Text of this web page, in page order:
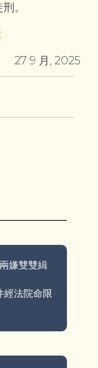
。
27 9 月, 2025
嫌雙雙緝
經法院命限